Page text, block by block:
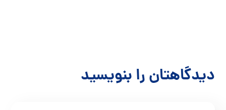
دیدگاهتان را بنویسید